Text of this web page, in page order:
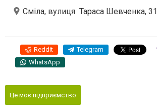
Сміла, вулиця Тараса Шевченка, 31
Reddit Telegram
WhatsApp
Це моє підприємство